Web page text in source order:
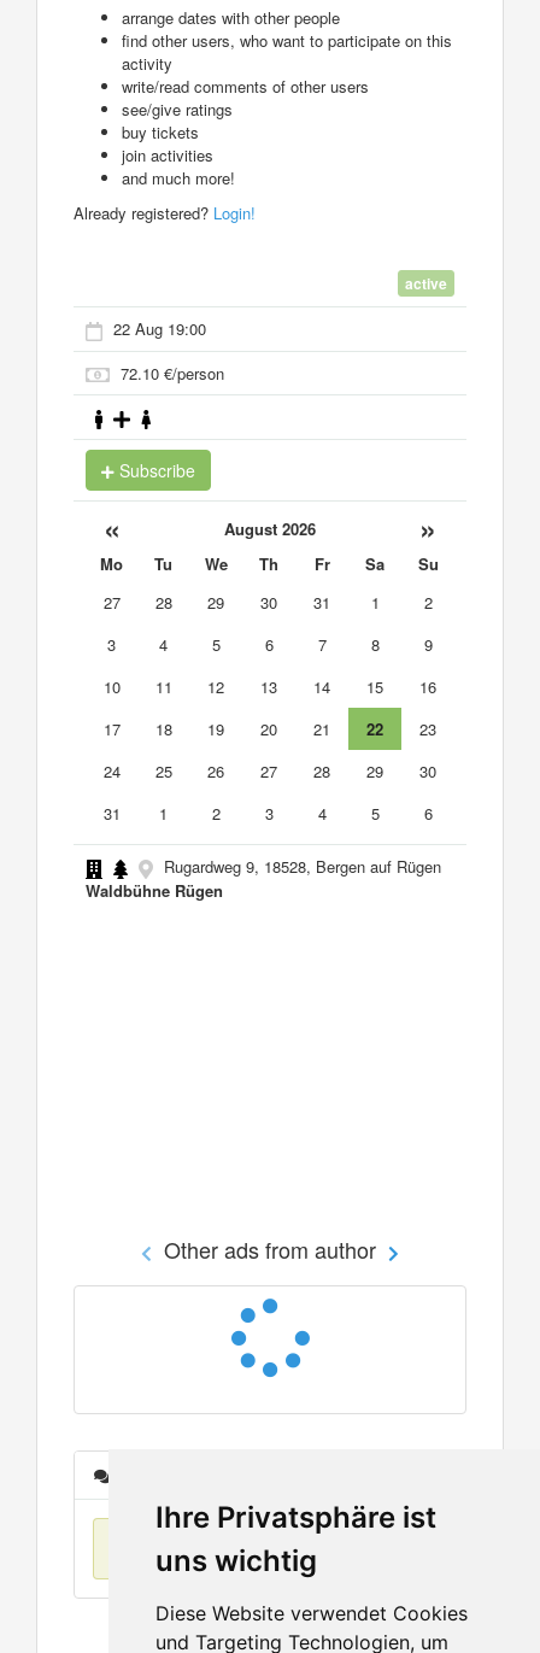
Ihre Privatsphäre ist
uns wichtig
Diese Website verwendet Cookies
und Targeting Technologien, um
arrange dates with other people
find other users, who want to participate on this
activity
write/read comments of other users
see/give ratings
buy tickets
join activities
and much more!
Already registered? Login!
active
22 Aug 19:00
72.10 €/person
Subscribe
« August 2026 »
Mo Tu We Th Fr Sa
Su
27
28 29 30 31 1
2
3
4 5 6 7 8
9
10
11 12 13 14 15
16
17
18 19 20 21 22
23
24
25 26 27 28 29
30
31
1 2 3 4 5 6
Rugardweg 9, 18528, Bergen auf Rügen
Waldbühne Rügen
Other ads from author
No items found